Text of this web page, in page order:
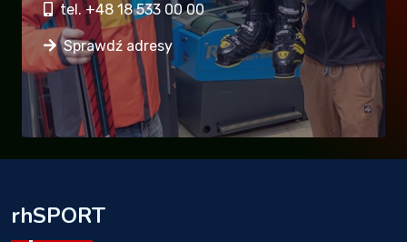
tel. +48 18 533 00 00
Sprawdź adresy
rhSPORT